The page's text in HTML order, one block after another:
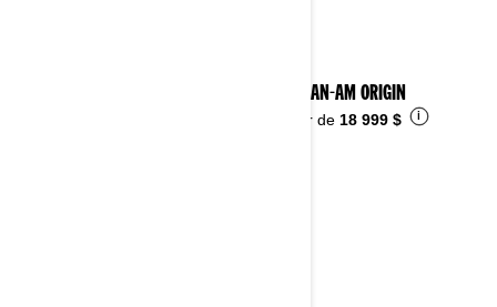
2025 CAN-AM ORIGIN
À partir de 18 999 $ i